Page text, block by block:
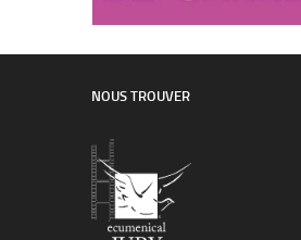
NOUS TROUVER